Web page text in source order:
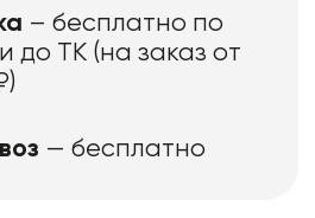
– бесплатно по
до ТК (на заказ от
— бесплатно